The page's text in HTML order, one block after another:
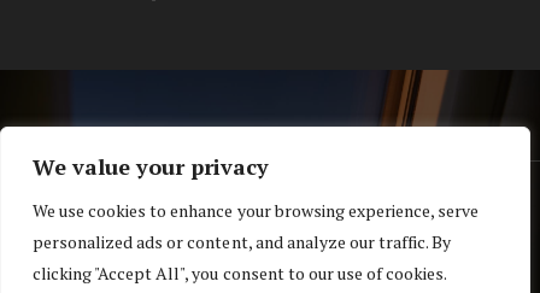
We value your privacy
We use cookies to enhance your browsing experience, serve
personalized ads or content, and analyze our traffic. By
clicking "Accept All", you consent to our use of cookies.
® Blog personal de Alex, Nerea, Turbo y
Koko |Política de privacidad y cookies